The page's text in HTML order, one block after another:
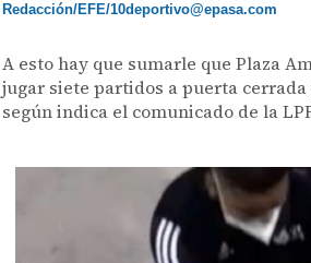
Redacción/EFE/10deportivo@epasa.com
A esto hay que sumarle que Plaza
jugar siete partidos a puerta cerrada
según indica el comunicado de la